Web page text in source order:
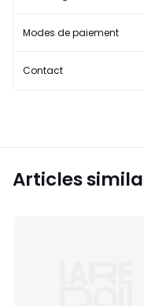
Modes de paiement
Contact
Articles